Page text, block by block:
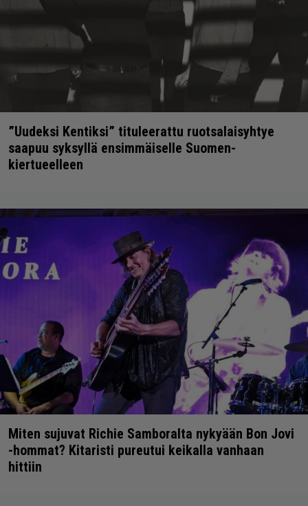
”Uudeksi Kentiksi” tituleerattu ruotsalaisyhtye
saapuu syksyllä ensimmäiselle Suomen-
kiertueelleen
Miten sujuvat Richie Samboralta nykyään Bon Jovi
-hommat? Kitaristi pureutui keikalla vanhaan
hittiin